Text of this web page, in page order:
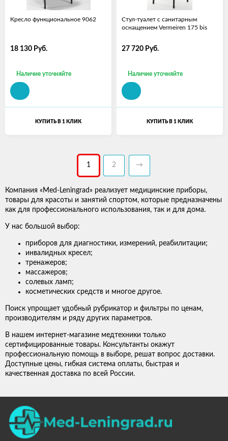
Кресло функциональное 9062
18 130 Руб.
Наличие уточняйте
КУПИТЬ В 1 КЛИК
Стул-туалет с санитарным
оснащением Vermeiren 175 bis
27 720 Руб.
Наличие уточняйте
КУПИТЬ В 1 КЛИК
1 2 →
Компания «Med-Leningrad» реализует медицинские приборы,
товары для красоты и занятий спортом, которые предназначены
как для профессионального использования, так и для дома.
У нас большой выбор:
приборов для диагностики, измерений, реабилитации;
инвалидных кресел;
тренажеров;
массажеров;
солевых ламп;
косметических средств и многое другое.
Поиск упрощает удобный рубрикатор и фильтры по ценам,
производителям и ряду других параметров.
В нашем интернет-магазине медтехники только
сертифицированные товары. Консультанты окажут
профессиональную помощь в выборе, решат вопрос доставки.
Доступные цены, гибкая система оплаты, быстрая и
качественная доставка по всей России.